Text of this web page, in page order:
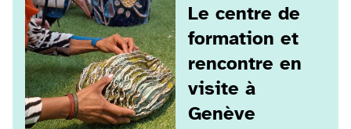
Le centre de
formation et
rencontre en
visite à
Genève